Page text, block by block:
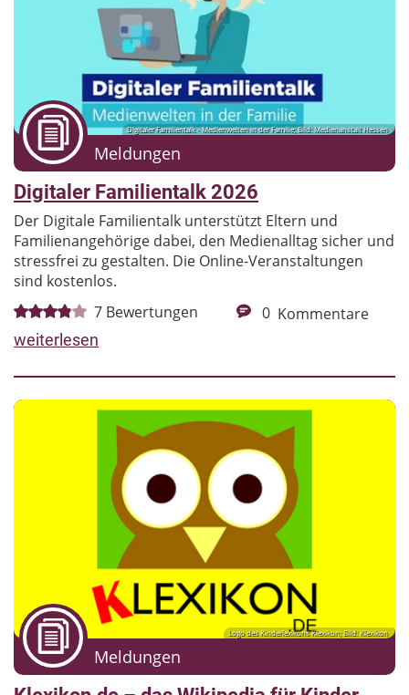
Digitaler Familientalk - Medienwelten in der Familie; Bild: Medienanstalt Hessen
Meldungen
Digitaler Familientalk 2026
Der Digitale Familientalk unterstützt Eltern und
Familienangehörige dabei, den Medienalltag sicher und
stressfrei zu gestalten. Die Online-Veranstaltungen
sind kostenlos.
7 Bewertungen 0 Kommentare
weiterlesen
Logo des Kinderlexikons Klexikon; Bild: Klexikon
Meldungen